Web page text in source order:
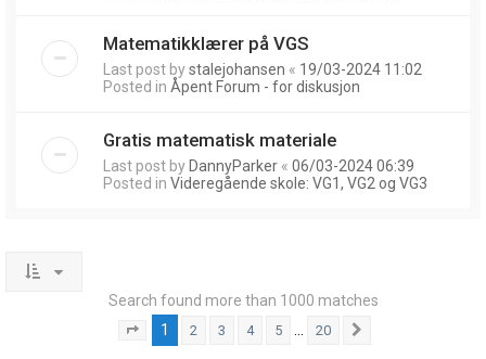
Matematikklærer på VGS
Last post bystalejohansen « 19/03-2024 11:02
Posted in Åpent Forum - for diskusjon
Gratis matematisk materiale
Last post by DannyParker « 06/03-2024 06:39
Posted in Videregående skole: VG1, VG2 og VG3
Search found more than 1000 matches
Page of 20
1 2 3 4 5 20